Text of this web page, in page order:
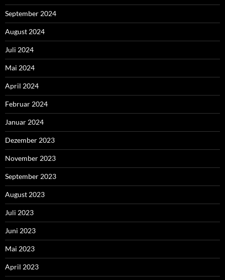
September 2024
August 2024
Juli 2024
Mai 2024
April 2024
Februar 2024
Januar 2024
Dezember 2023
November 2023
September 2023
August 2023
Juli 2023
Juni 2023
Mai 2023
April 2023